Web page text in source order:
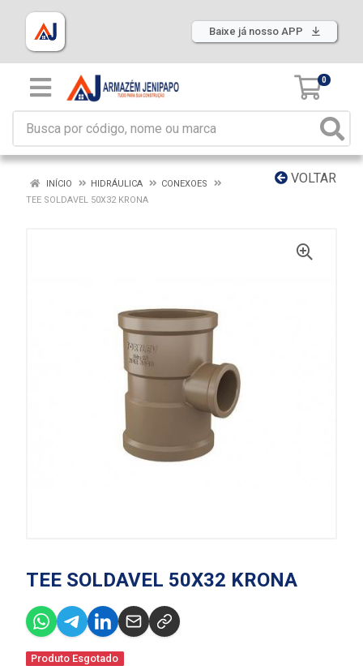
Baixe já nosso APP
0
VOLTAR
INÍCIO HIDRÁULICA
CONEXOES
TEE SOLDAVEL 50X32 KRONA
TEE SOLDAVEL 50X32 KRONA
Produto Esgotado